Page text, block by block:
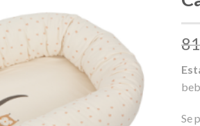
deseos
Se